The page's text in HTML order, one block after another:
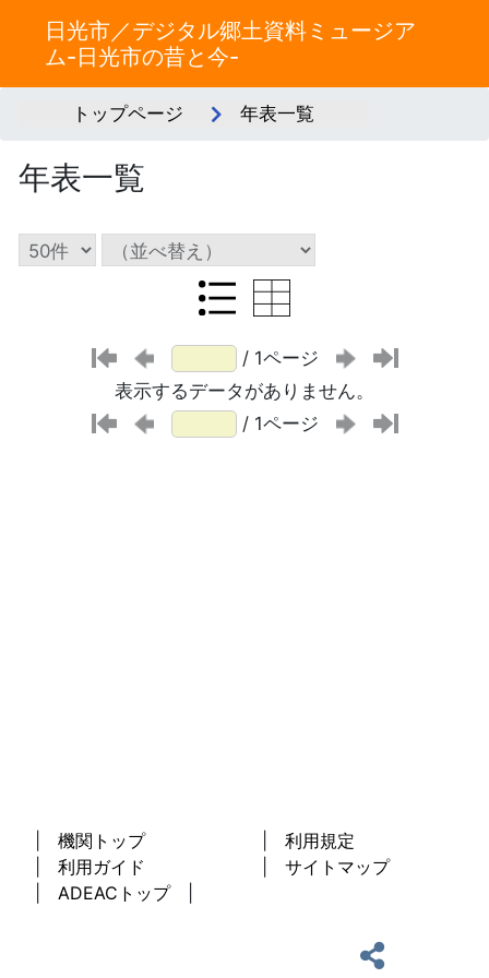
日光市／デジタル郷土資料ミュージア
ム-日光市の昔と今-
トップページ 年表一覧
年表一覧
/ 1ページ
表示するデータがありません。
/ 1ページ
機関トップ
利用規定
利用ガイド
サイトマップ
ADEACトップ